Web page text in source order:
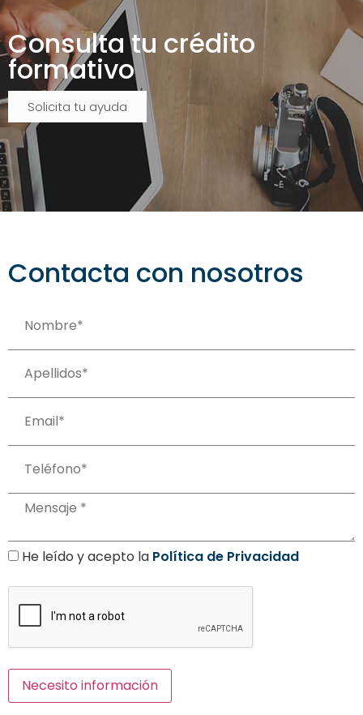
Consulta tu crédito
formativo
Solicita tu ayuda
Contacta con nosotros
He leído y acepto la Política de Privacidad